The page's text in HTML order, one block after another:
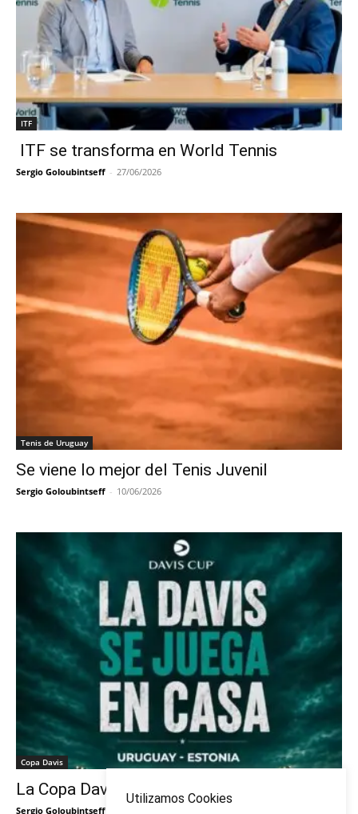
ITF
ITF se transforma en World Tennis
Sergio Goloubintseff - 27/06/2026
Tenis de Uruguay
Se viene lo mejor del Tenis Juvenil
Sergio Goloubintseff - 10/06/2026
Copa Davis
La Copa Davis vuelve al Círculo
Sergio Goloubintseff
Utilizamos Cookies